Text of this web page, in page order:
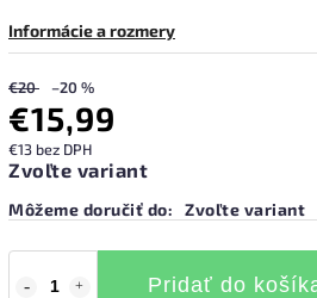
Informácie a rozmery
€20 –20 %
€15,99
€13 bez DPH
Zvoľte variant
Môžeme doručiť do: Zvoľte variant
Pridať do